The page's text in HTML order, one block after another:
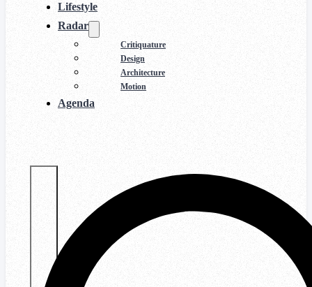
Lifestyle
Radar
Critiquature
Design
Architecture
Motion
Agenda